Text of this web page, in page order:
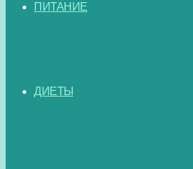
ПИТАНИЕ
ДИЕТЫ